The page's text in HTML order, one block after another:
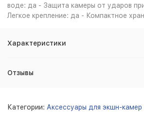
воде: да - Защита камеры от ударов
Легкое крепление: да - Компактное
Характеристики
Отзывы
Категории: Аксессуары для экшн-камер